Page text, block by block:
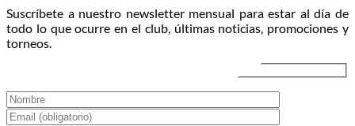
Torneo
de
2026
Suscríbete a nuestro newsletter mensual para estar al día de
todo lo que ocurre en el club, últimas noticias, promociones y
torneos.